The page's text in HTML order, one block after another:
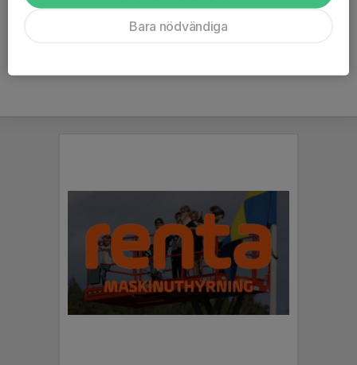
Titel Assisterande tränare Div.4
Bara nödvändiga